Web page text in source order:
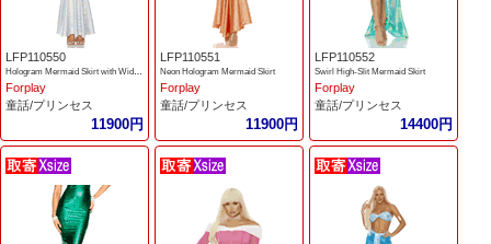
LFP110550
Hologram Mermaid Skirt with Wide Band
Forplay
童話/プリンセス
11900円
LFP110551
Neon Hologram Mermaid Skirt
Forplay
童話/プリンセス
11900円
LFP110552
Swirl High-Slit Mermaid Skirt
Forplay
童話/プリンセス
14400円